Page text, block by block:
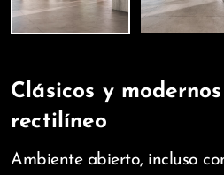
Clásicos y
rectilíneo
Ambiente abierto, incluso